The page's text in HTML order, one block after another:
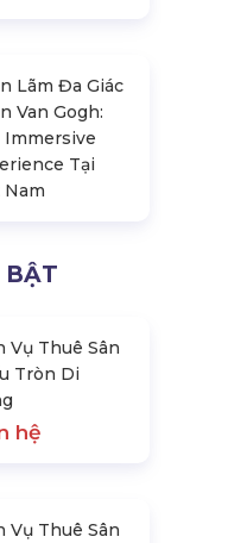
Lãm Đa Giác
Van Gogh:
Immersive
Tại
BẬT
Vụ Thuê Sân
Tròn Di
hệ
Vụ Thuê Sân